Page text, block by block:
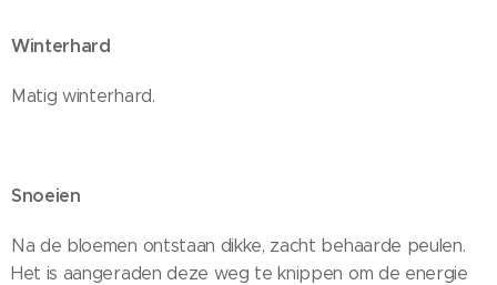
Winterhard
Matig winterhard.
Snoeien
Na de bloemen ontstaan dikke, zacht behaarde peulen.
Het is aangeraden deze weg te knippen om de energie